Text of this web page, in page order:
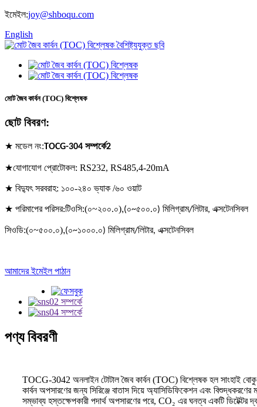
ইমেইল:joy@shboqu.com
English
মোট জৈব কার্বন (TOC) বিশ্লেষক
ছোট বিবরণ:
★ মডেল নং:TOCG-304 সম্পর্কে2
★যোগাযোগ প্রোটোকল: RS232, RS485,4-20mA
★ বিদ্যুৎ সরবরাহ: ১০০-২৪০ ভ্যাক /৬০ ওয়াট
★ পরিমাপের পরিসর:টিওসি:(০~২০০.০),(০~৫০০.০) মিলিগ্রাম/লিটার, এক্সটেনসিবল
সিওডি:(০~৫০০.০),(০~১০০০.০) মিলিগ্রাম/লিটার, এক্সটেনসিবল
আমাদের ইমেইল পাঠান
পণ্য বিবরণী
TOCG-3042 অনলাইন টোটাল জৈব কার্বন (TOC) বিশ্লেষক হল সাংহাই বোকু
কার্বন অপসারণের জন্য সিরিঞ্জে বাতাস দিয়ে অ্যাসিডিফিকেশন এবং
সম্ভাব্য হস্তক্ষেপকারী পদার্থ অপসারণের পরে, CO₂ এর ঘনত্ব একটি ডিটেক্টর